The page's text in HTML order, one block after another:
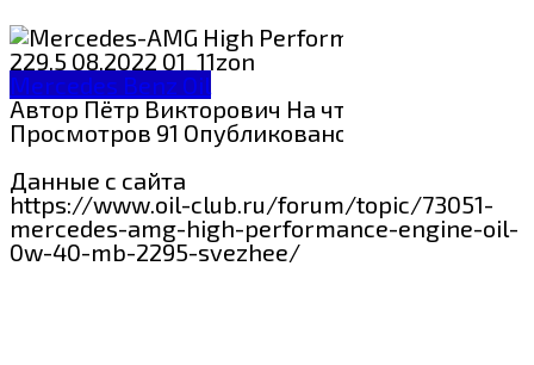
Mercedes Benz Oil
АвторПётр Викторович На чтение
Просмотров 91 Опубликовано
Данные с сайта
https://www.oil-club.ru/forum/topic/73051-
mercedes-amg-high-performance-engine-oil-
0w-40-mb-2295-svezhee/